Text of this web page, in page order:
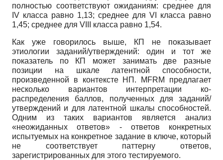
полностью соответствуют ожиданиям: среднее для
IV класса равно 1,13; среднее для VI класса равно
1,45; среднее для VIII класса равно 1,54.
Как уже говорилось выше, КП не показывает
этиологии заданий/утверждений: один и тот же
показатель по КП может занимать две разные
позиции на шкале латентной способности,
произведенной в контексте НП.
MFRM предлагает
несколько вариантов интерпретации ко-
распределения баллов, полученных для заданий/
утверждений и для латентной шкалы способностей.
Одним из таких вариантов является анализ
«неожиданных ответов» - ответов конкретных
испытуемых на конкретное задание в ключе, который
не соответствует паттерну ответов,
зарегистрированных для этого тестируемого.